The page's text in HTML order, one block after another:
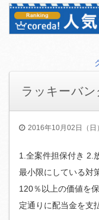
ラッキーバン
2016年10月02日（日）
1.全案件担保付き 2.
最小限にしている対
120％以上の価値を
定通りに配当金を